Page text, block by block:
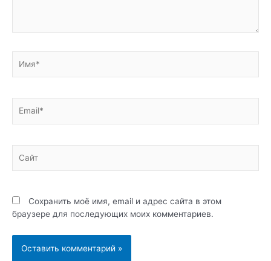
Сохранить моё имя, email и адрес сайта в этом
браузере для последующих моих комментариев.